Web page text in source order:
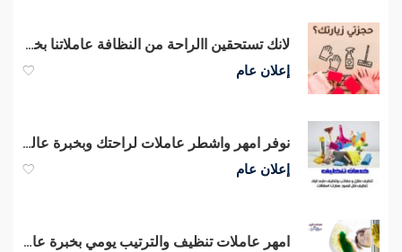
لانك تستحقين االراحة من النظافة عاملاتنا بخدمتك لتنظيف بيتك بأقل الاسعار
إعلان عام
نوفر امهر واشطر عاملات لراحتك وبخبرة عالية بالتنظيف و الترتيب وبأقل سعر
إعلان عام
امهر عاملات تنظيف والترتيب يومي بخبرة عالية لاعمال التنظيف لمنزلك باقل سعر